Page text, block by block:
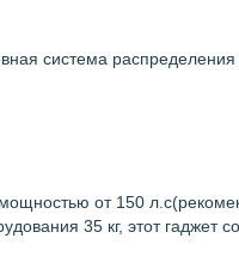
система распределения
от 150
35 кг, этот гаджет